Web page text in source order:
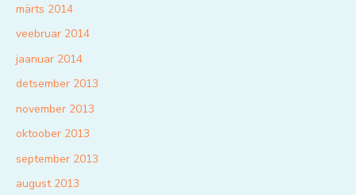
märts 2014
veebruar 2014
jaanuar 2014
detsember 2013
november 2013
oktoober 2013
september 2013
august 2013